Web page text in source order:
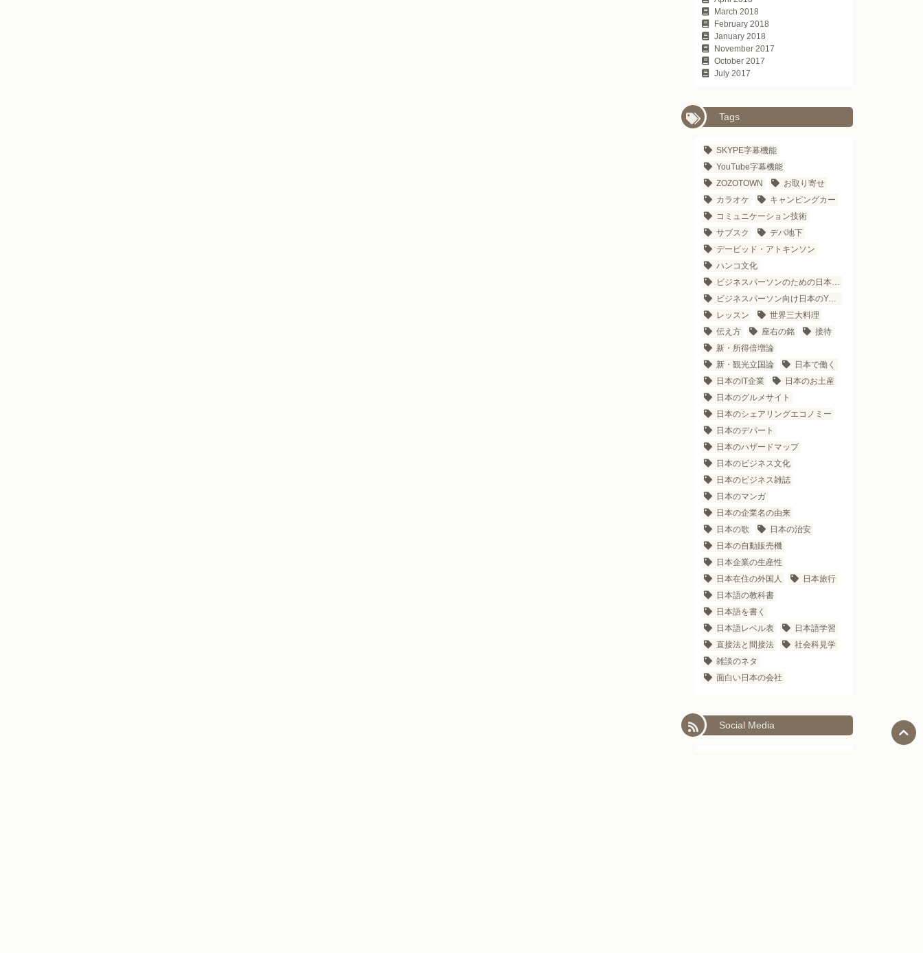
March 2018
February 2018
January 2018
November 2017
October 2017
July 2017
Tags
SKYPE字幕機能
YouTube字幕機能
ZOZOTOWN
お取り寄せ
カラオケ
キャンピングカー
コミュニケーション技術
サブスク
デパ地下
デービッド・アトキンソン
ハンコ文化
ビジネスパーソンのための日本語学習法
ビジネスパーソン向け日本のYouTubeチャンネル
レッスン
世界三大料理
伝え方
座右の銘
接待
新・所得倍増論
新・観光立国論
日本で働く
日本のIT企業
日本のお土産
日本のグルメサイト
日本のシェアリングエコノミー
日本のデパート
日本のハザードマップ
日本のビジネス文化
日本のビジネス雑誌
日本のマンガ
日本の企業名の由来
日本の歌
日本の治安
日本の自動販売機
日本企業の生産性
日本在住の外国人
日本旅行
日本語の教科書
日本語を書く
日本語レベル表
日本語学習
直接法と間接法
社会科見学
雑談のネタ
面白い日本の会社
Social Media